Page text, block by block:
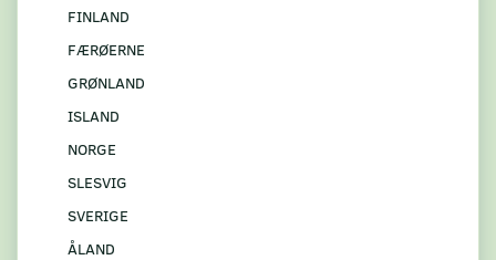
FINLAND
FÆRØERNE
GRØNLAND
ISLAND
NORGE
SLESVIG
SVERIGE
ÅLAND